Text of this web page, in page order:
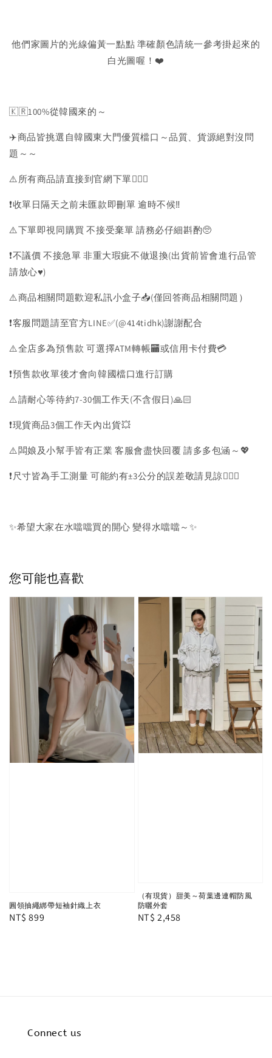
他們家圖片的光線偏黃一點點 準確顏色請統一參考掛起來的
白光圖喔！❤️
🇰🇷100%從韓國來的～
✈️商品皆挑選自韓國東大門優質檔口～品質、貨源絕對沒問
題～～
⚠️所有商品請直接到官網下單💁🏻‍♀️
❗️收單日隔天之前未匯款即刪單 逾時不候‼️
⚠️下單即視同購買 不接受棄單 請務必仔細斟酌🥺
❗️不議價 不接急單 非重大瑕疵不做退換(出貨前皆會進行品管
請放心♥️)
⚠️商品相關問題歡迎私訊小盒子📥(僅回答商品相關問題）
❗️客服問題請至官方LINE✅(@414tidhk)謝謝配合
⚠️全店多為預售款 可選擇ATM轉帳🏧或信用卡付費💳
❗️預售款收單後才會向韓國檔口進行訂購
⚠️請耐心等待約7-30個工作天(不含假日)🙏🏻
❗️現貨商品3個工作天內出貨💥
⚠️闆娘及小幫手皆有正業 客服會盡快回覆 請多多包涵～💖
❗️尺寸皆為手工測量 可能約有±3公分的誤差敬請見諒🙇🏻‍♀️
✨希望大家在水噹噹買的開心 變得水噹噹～✨
您可能也喜歡
圓領抽繩綁帶短袖針織上衣
Regular
NT$ 899
（有現貨）甜美～荷葉邊連帽防風
防曬外套
Regular
NT$ 2,458
Connect us